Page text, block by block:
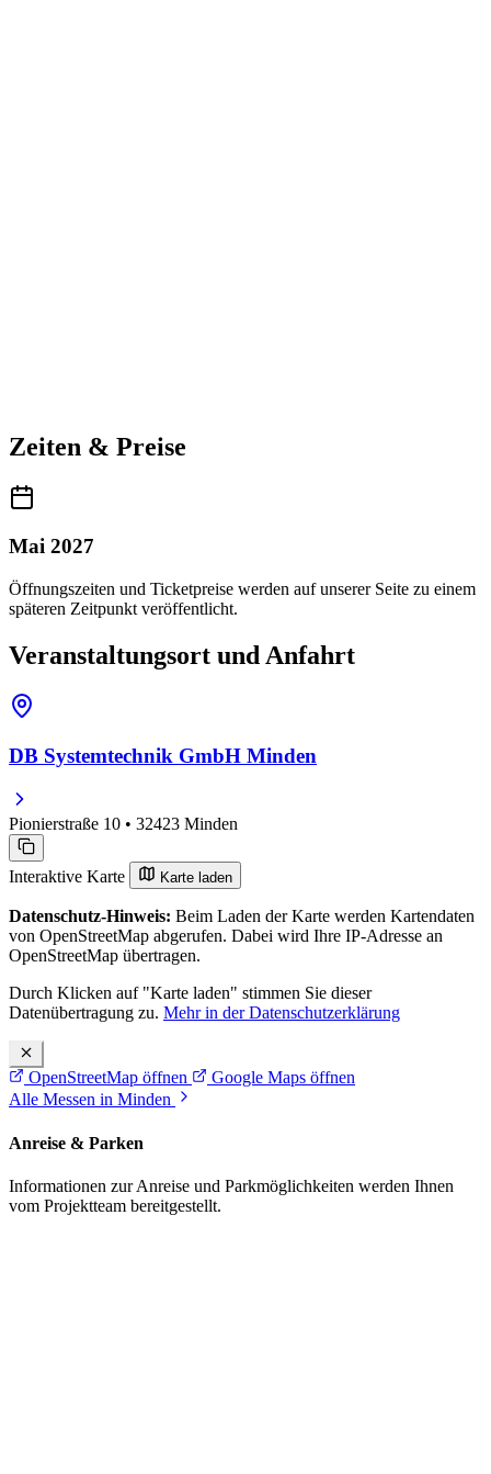
Zeiten & Preise
Mai 2027
Öffnungszeiten und Ticketpreise werden auf unserer Seite zu einem
späteren Zeitpunkt veröffentlicht.
Veranstaltungsort und Anfahrt
DB Systemtechnik GmbH Minden
Pionierstraße 10 • 32423 Minden
Interaktive Karte Karte laden
Datenschutz-Hinweis: Beim Laden der Karte werden Kartendaten
von OpenStreetMap abgerufen. Dabei wird Ihre IP-Adresse an
OpenStreetMap übertragen.
Durch Klicken auf "Karte laden" stimmen Sie dieser
Datenübertragung zu. Mehr in der Datenschutzerklärung
OpenStreetMap öffnen
Google Maps öffnen
Alle Messen in Minden
Anreise & Parken
Informationen zur Anreise und Parkmöglichkeiten werden Ihnen
vom Projektteam bereitgestellt.